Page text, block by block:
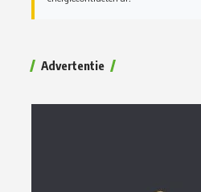
Advertentie